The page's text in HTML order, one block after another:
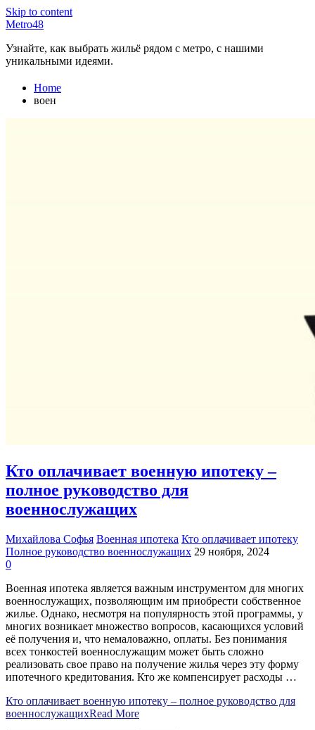
Skip to content
Metro48
Узнайте, как выбрать жильё рядом с метро, с нашими
уникальными идеями.
Home
воен
Кто оплачивает военную ипотеку –
полное руководство для
военнослужащих
Михайлова Софья Военная ипотека Кто оплачивает ипотеку
Полное руководство военнослужащих 29 ноября, 2024
0
Военная ипотека является важным инструментом для многих
военнослужащих, позволяющим им приобрести собственное
жилье. Однако, несмотря на популярность этой программы, у
многих возникает множество вопросов, касающихся условий
её получения и, что немаловажно, оплаты. Без понимания
всех тонкостей военнослужащим может быть сложно
реализовать свое право на получение жилья через эту форму
ипотечного кредитования. Кто же компенсирует расходы …
Кто оплачивает военную ипотеку – полное руководство для
военнослужащихRead More